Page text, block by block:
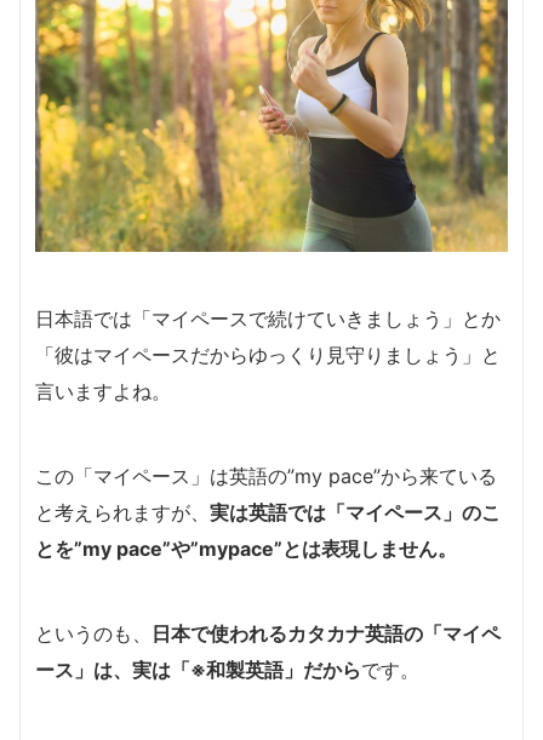
日本語では「マイペースで続けていきましょう」とか
「彼はマイペースだからゆっくり見守りましょう」と
言いますよね。
この「マイペース」は英語の”my pace”から来ている
と考えられますが、 実は英語では「マイペース」のこ
とを”my pace”や”mypace”とは表現しません。
というのも、
日本で使われるカタカナ英語の「マイペ
ース」は、実は「※和製英語」だからです。